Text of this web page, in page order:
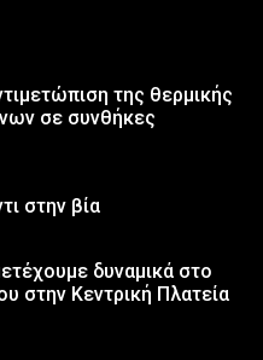
της θερμικής
σε συνθήκες
στην βία
δυναμικά στο
στην Κεντρική Πλατεία